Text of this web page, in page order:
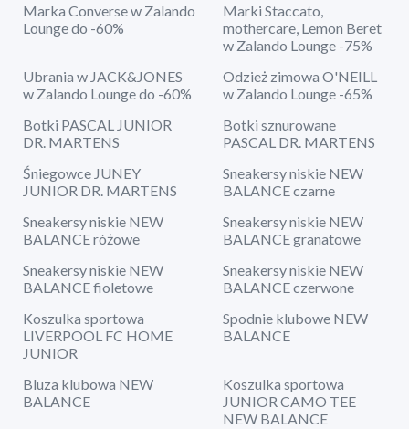
Marka Converse w Zalando
Lounge do -60%
Marki Staccato,
mothercare, Lemon Beret
w Zalando Lounge -75%
Ubrania w JACK&JONES
w Zalando Lounge do -60%
Odzież zimowa O'NEILL
w Zalando Lounge -65%
Botki PASCAL JUNIOR
DR. MARTENS
Botki sznurowane
PASCAL DR. MARTENS
Śniegowce JUNEY
JUNIOR DR. MARTENS
Sneakersy niskie NEW
BALANCE czarne
Sneakersy niskie NEW
BALANCE różowe
Sneakersy niskie NEW
BALANCE granatowe
Sneakersy niskie NEW
BALANCE fioletowe
Sneakersy niskie NEW
BALANCE czerwone
Koszulka sportowa
LIVERPOOL FC HOME
JUNIOR
Spodnie klubowe NEW
BALANCE
Bluza klubowa NEW
BALANCE
Koszulka sportowa
JUNIOR CAMO TEE
NEW BALANCE